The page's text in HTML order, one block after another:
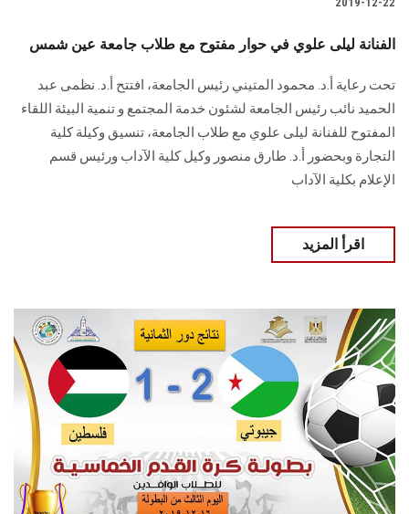
الفنانة ليلى علوي في حوار مفتوح مع طلاب جامعة عين شمس
تحت رعاية أ.د. محمود المتيني رئيس الجامعة، افتتح أ.د. نظمى عبد
الحميد نائب رئيس الجامعة لشئون خدمة المجتمع و تنمية البيئة اللقاء
المفتوح للفنانة ليلى علوي مع طلاب الجامعة، تنسيق وكيلة كلية
التجارة وبحضور أ.د. طارق منصور وكيل كلية الآداب ورئيس قسم
الإعلام بكلية الآداب
اقرأ المزيد